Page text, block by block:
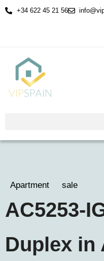
+34 622 45 21 56
Apartment sale
AC5253-
Duplex in